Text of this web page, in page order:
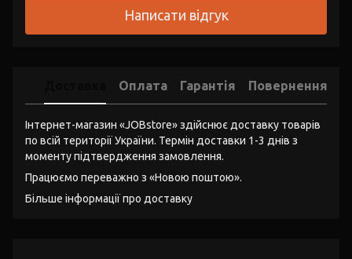
Написати відгук
Оплата Гарантія Повернення
Інтернет-магазин «JOBstore» здійснює доставку товарів
по всій території України. Термін доставки 1-3 днів з
моменту підтвердження замовлення.
Працюємо переважно з «Новою поштою».
Більше інформації про доставку